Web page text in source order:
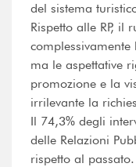
del sistema
Rispetto alle RP, il
ma le aspettative
promozione e la
irrilevante la
Il 74,3% degli
delle Relazioni
rispetto al passato.